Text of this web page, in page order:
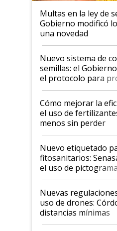
Multas en la ley de
Gobierno modificó
una novedad
Nuevo sistema de
semillas: el
el protocolo para
propiedad
Cómo mejorar la
el uso de
menos sin perder
productividad en la
fina
Nuevo etiquetado
fitosanitarios:
el uso de
palabras de
indicaciones
Nuevas
uso de drones:
distancias mínimas